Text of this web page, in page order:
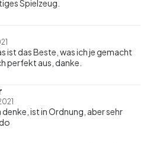
Spielzeug.
ist das Beste, was ich je gemacht
perfekt aus, danke.
ist in Ordnung, aber sehr